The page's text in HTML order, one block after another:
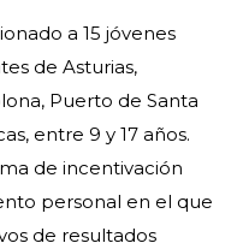
a 15 jóvenes
de Asturias,
Puerto de Santa
entre 9 y 17 años.
de incentivación
personal en el que
de resultados